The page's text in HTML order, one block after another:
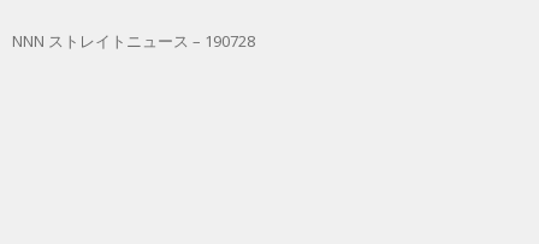
NNN ストレイトニュース – 190728